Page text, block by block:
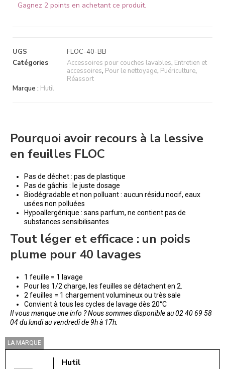
Gagnez 2 points en achetant ce produit.
UGS
FLOC-40-BB
Catégories
Accessoires pour couches lavables, Entretien et
accessoires, Pour le nettoyage, Puériculture,
Réassort
Marque : Hutil
Pourquoi avoir recours à la lessive
en feuilles FLOC
Pas de déchet : pas de plastique
Pas de gâchis : le juste dosage
Biodégradable et non polluant : aucun résidu nocif, eaux
usées non polluées
Hypoallergénique : sans parfum, ne contient pas de
substances sensibilisantes
Tout léger et efficace : un poids
plume pour 40 lavages
1 feuille = 1 lavage
Pour les 1/2 charge, les feuilles se détachent en 2.
2 feuilles = 1 chargement volumineux ou très sale
Convient à tous les cycles de lavage dès 20°C
Il vous manque une info ? Nous sommes disponible au 02 40 69 58
04 du lundi au vendredi de 9h à 17h.
LA MARQUE
Hutil